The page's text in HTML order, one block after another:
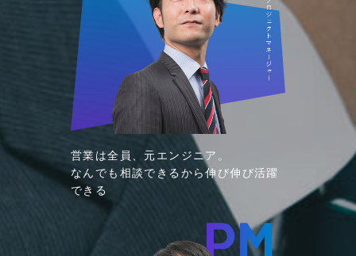
営業は全員、元エンジニア。
なんでも相談できるから伸び伸び活躍
できる